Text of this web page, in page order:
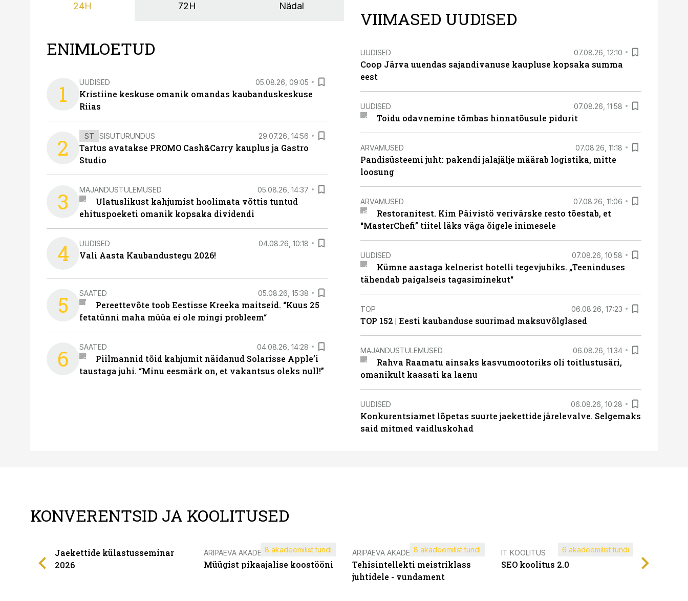
24H 72H Nädal
ENIMLOETUD
1 UUDISED 05.08.26, 09:05
Kristiine keskuse omanik omandas kaubanduskeskuse
Riias
2 ST SISUTURUNDUS 29.07.26, 14:56
Tartus avatakse PROMO Cash&Carry kauplus ja Gastro
Studio
3 MAJANDUSTULEMUSED 05.08.26, 14:37
Ulatuslikust kahjumist hoolimata võttis tuntud
ehituspoeketi omanik kopsaka dividendi
4 UUDISED 04.08.26, 10:18
Vali Aasta Kaubandustegu 2026!
5 SAATED 05.08.26, 15:38
Pereettevõte toob Eestisse Kreeka maitseid. “Kuus 25
fetatünni maha müüa ei ole mingi probleem“
6 SAATED 04.08.26, 14:28
Piilmannid tõid kahjumit näidanud Solarisse Apple’i
taustaga juhi. “Minu eesmärk on, et vakantsus oleks null!”
VIIMASED UUDISED
UUDISED 07.08.26, 12:10
Coop Järva uuendas sajandivanuse kaupluse kopsaka summa
eest
UUDISED 07.08.26, 11:58
Toidu odavnemine tõmbas hinnatõusule pidurit
ARVAMUSED 07.08.26, 11:18
Pandisüsteemi juht: pakendi jalajälje määrab logistika, mitte
loosung
ARVAMUSED 07.08.26, 11:06
Restoranitest. Kim Päivistö verivärske resto tõestab, et
“MasterChefi” tiitel läks väga õigele inimesele
UUDISED 07.08.26, 10:58
Kümne aastaga kelnerist hotelli tegevjuhiks. „Teeninduses
tähendab paigalseis tagasiminekut“
TOP 06.08.26, 17:23
TOP 152 | Eesti kaubanduse suurimad maksuvõlglased
MAJANDUSTULEMUSED 06.08.26, 11:34
Rahva Raamatu ainsaks kasvumootoriks oli toitlustusäri,
omanikult kaasati ka laenu
UUDISED 06.08.26, 10:28
Konkurentsiamet lõpetas suurte jaekettide järelevalve. Selgemaks
said mitmed vaidluskohad
KONVERENTSID JA KOOLITUSED
Jaekettide külastusseminar
2026
ÄRIPÄEVA AKADEEMIA
Müügist pikaajalise koostööni
8 akadeemilist tundi ÄRIPÄEVA AKADEEMIA
Tehisintellekti meistriklass
juhtidele - vundament
8 akadeemilist tundi IT KOOLITUS
SEO koolitus 2.0
6 akadeemilist tundi